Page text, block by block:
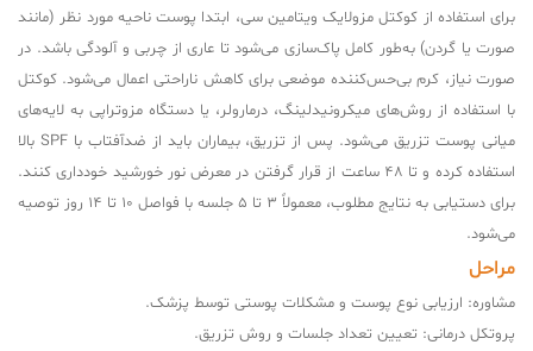
برای استفاده از کوکتل مزولایک ویتامین سی، ابتدا پوست ناحیه مورد نظر (مانند
صورت یا گردن) به‌طور کامل پاک‌سازی می‌شود تا عاری از چربی و آلودگی باشد. در
صورت نیاز، کرم بی‌حس‌کننده موضعی برای کاهش ناراحتی اعمال می‌شود. کوکتل
با استفاده از روش‌های میکرونیدلینگ، درمارولر، یا دستگاه مزوتراپی به لایه‌های
میانی پوست تزریق می‌شود. پس از تزریق، بیماران باید از ضدآفتاب با SPF بالا
استفاده کرده و تا 48 ساعت از قرار گرفتن در معرض نور خورشید خودداری کنند.
برای دستیابی به نتایج مطلوب، معمولاً 3 تا 5 جلسه با فواصل 10 تا 14 روز توصیه
می‌شود.
مراحل
مشاوره: ارزیابی نوع پوست و مشکلات پوستی توسط پزشک.
پروتکل درمانی: تعیین تعداد جلسات و روش تزریق.